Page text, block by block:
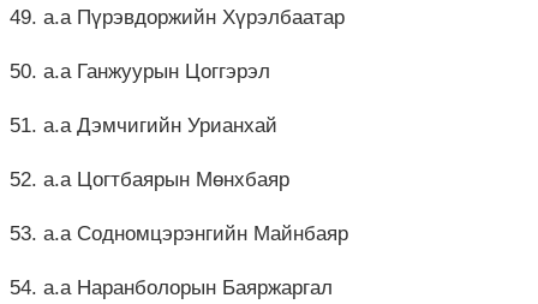
49. а.а Пүрэвдоржийн Хүрэлбаатар
50. а.а Ганжуурын Цоггэрэл
51. а.а Дэмчигийн Урианхай
52. а.а Цогтбаярын Мөнхбаяр
53. а.а Содномцэрэнгийн Майнбаяр
54. а.а Наранболорын Баяржаргал